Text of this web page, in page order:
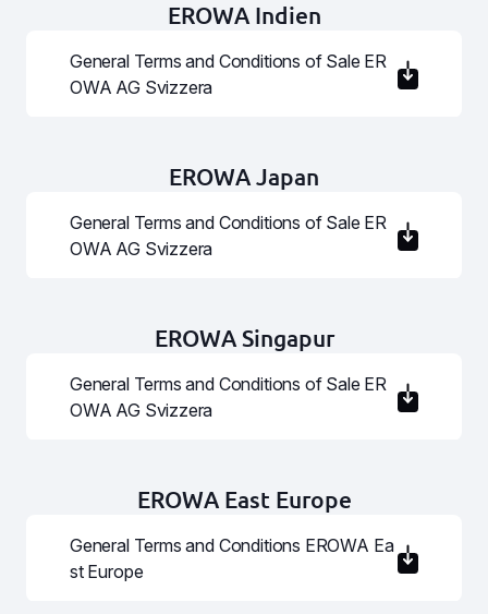
EROWA Indien
General Terms and Conditions of Sale ER
OWA AG Svizzera
EROWA Japan
General Terms and Conditions of Sale ER
OWA AG Svizzera
EROWA Singapur
General Terms and Conditions of Sale ER
OWA AG Svizzera
EROWA East Europe
General Terms and Conditions EROWA Ea
st Europe